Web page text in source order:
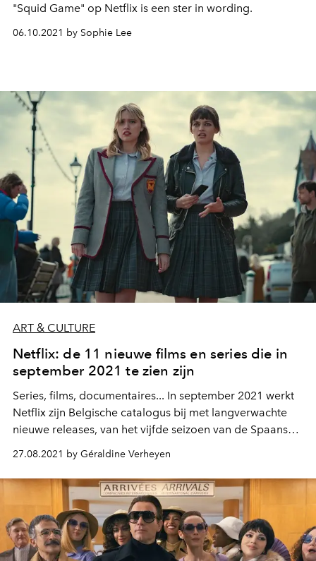
"Squid Game" op Netflix is een ster in wording.
06.10.2021 by Sophie Lee
ART & CULTURE
Netflix: de 11 nieuwe films en series die in
september 2021 te zien zijn
Series, films, documentaires... In september 2021 werkt
Netflix zijn Belgische catalogus bij met langverwachte
nieuwe releases, van het vijfde seizoen van de Spaanse
Education", en het laatste seizoen van "Pose". Hier zijn de
11 nieuwe shows om vanaf 1 september op het platform
te binge-watchen.
27.08.2021 by Géraldine Verheyen